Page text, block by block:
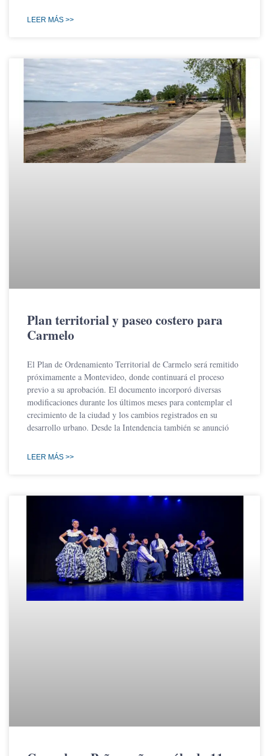
LEER MÁS >>
Plan territorial y paseo costero para
Carmelo
El Plan de Ordenamiento Territorial de Carmelo será remitido
próximamente a Montevideo, donde continuará el proceso
previo a su aprobación. El documento incorporó diversas
modificaciones durante los últimos meses para contemplar el
crecimiento de la ciudad y los cambios registrados en su
desarrollo urbano. Desde la Intendencia también se anunció
LEER MÁS >>